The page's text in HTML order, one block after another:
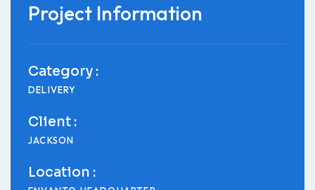
Project Information
Category :
DELIVERY
Client :
JACKSON
Location :